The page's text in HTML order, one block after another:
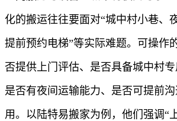
化的搬运往往要面对“城中村小巷、
提前预约电梯”等实际难题。可操作
否提供上门评估、是否具备城中村专
是否有夜间运输能力、是否可提前
用。以陆特易搬家为例，他们强调“